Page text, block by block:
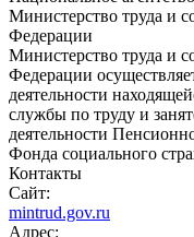
Министерство труда и
Федерации
Министерство труда и
Федерации
деятельности
службы по труду и
деятельности
Фонда социального
Контакты
Сайт:
mintrud.gov.ru
Адрес: